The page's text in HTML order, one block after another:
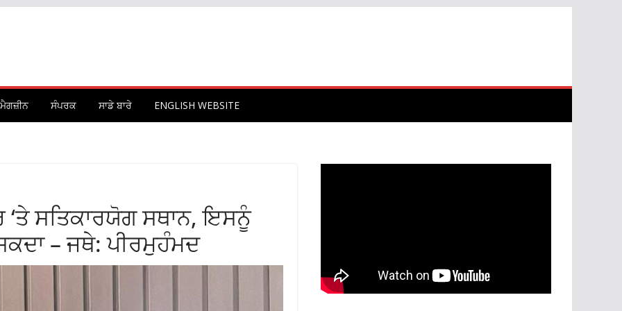
ਮੈਗਜ਼ੀਨ ਸੰਪਰਕ ਸਾਡੇ ਬਾਰੇ ENGLISH WEBSITE
‘ਤੇ ਸਤਿਕਾਰਯੋਗ ਸਥਾਨ, ਇਸਨੂੰ
– ਜਥੇ: ਪੀਰਮੁਹੰਮਦ